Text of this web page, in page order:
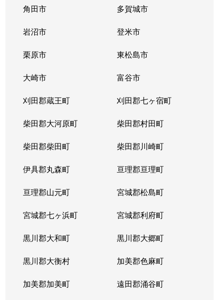
大和町
卸町(宮城)
大和町
卸町(宮城)
大和町
卸町(宮城)
弓ノ町
河原町(宮城)
連坊
3,800万円 仙台
若林
1,200万円 河原町(宮城)
若林
1,100万円 河原町(宮城)
若林
2,000万円 河原町(宮城)
若林
1,700万円 河原町(宮城)
若林
1,500万円 河原町(宮城)
若林
800万円 河原町(宮城)
若林
1,400万円 河原町(宮城)
角田市 多賀城市
岩沼市 登米市
栗原市 東松島市
大崎市 富谷市
刈田郡蔵王町 刈田郡七ヶ宿町
柴田郡大河原町 柴田郡村田町
柴田郡柴田町 柴田郡川崎町
伊具郡丸森町 亘理郡亘理町
亘理郡山元町 宮城郡松島町
宮城郡七ヶ浜町 宮城郡利府町
黒川郡大和町 黒川郡大郷町
黒川郡大衡村 加美郡色麻町
加美郡加美町 遠田郡涌谷町